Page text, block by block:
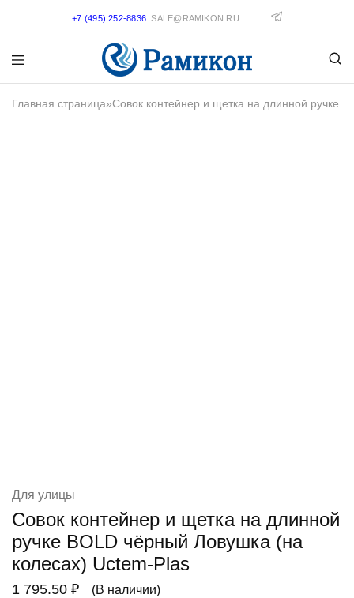
+7 (495) 252-8836 SALE@RAMIKON.RU
Главная страница»Совок контейнер и щетка на длинной ручке
Для улицы
Совок контейнер и щетка на длинной
ручке BOLD чёрный Ловушка (на
колесах) Uctem-Plas
1 795.50 ₽ (В наличии)